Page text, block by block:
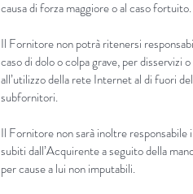
causa di forza maggiore o al caso fortuito.
Il Fornitore non potrà ritenersi
caso di dolo o colpa grave, per disservizi
all’utilizzo della rete Internet al di fuori
subfornitori.
Il Fornitore non sarà inoltre
subiti dall’Acquirente a seguito della
per cause a lui non imputabili.